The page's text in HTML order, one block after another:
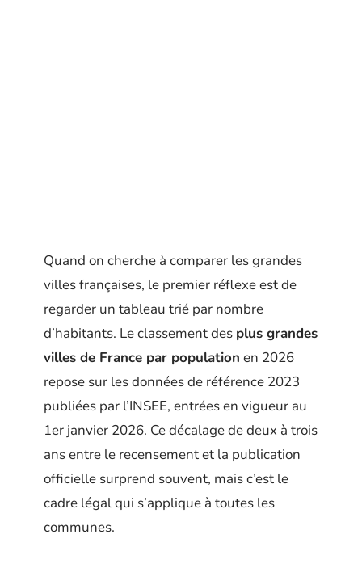
Quand on cherche à comparer les grandes
villes françaises, le premier réflexe est de
regarder un tableau trié par nombre
d’habitants. Le classement des plus grandes
villes de France par population en 2026
repose sur les données de référence 2023
publiées par l’INSEE, entrées en vigueur au
1er janvier 2026. Ce décalage de deux à trois
ans entre le recensement et la publication
officielle surprend souvent, mais c’est le
cadre légal qui s’applique à toutes les
communes.